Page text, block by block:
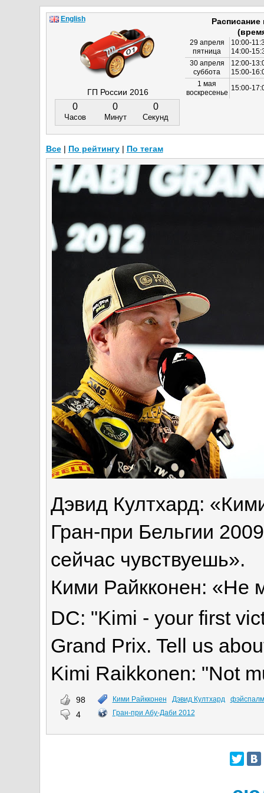
Дэвид Култхард:
Гран-при Бельгии
сейчас чувствуешь».
Кими Райкконен: «Не
DC: "Kimi - your first
Grand Prix. Tell us
Kimi Raikkonen: "Not
98
4
Кими Райкконен Дэвид Култхард
фэйспалм
Гран-при Абу-Даби 2012
ГП России 2016
0
Часов
0
Минут
0
Секунд
29 апреля
пятница
10:00-
14:00-
30 апреля
суббота
12:00-
15:00-
1 мая
воскресенье
15:00-
English
Все| По рейтингу| По тегам